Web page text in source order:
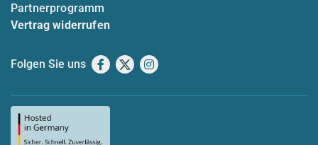
Partnerprogramm
Vertrag widerrufen
Folgen Sie uns Facebook
X Instagram